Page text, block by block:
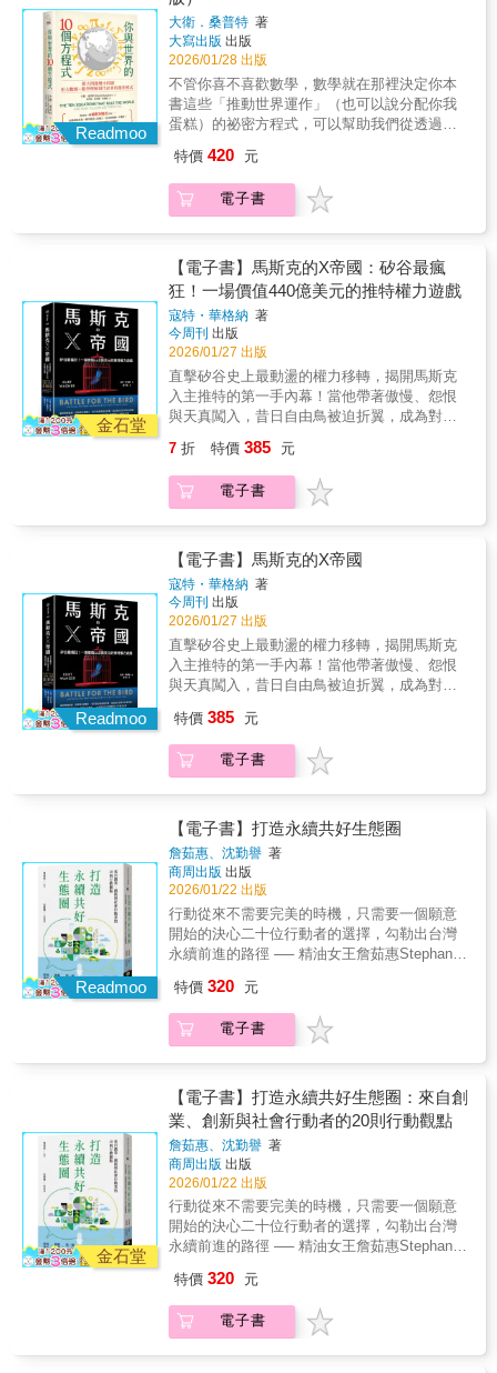
的經濟觀念進行深入剖析，並結合歷史學、政
治學、倫理學、宗教學、心理學等等多學科的
知識，對問題進行了溯源式的考察。本書的綜
合式分析，將提供一個系統化檢視現代資本主
義內在癥結的基礎框架。本書特色： ◆ 分開
五個章節，追本溯源地探討巨嬰資本主義的起
源、歷史和發展。 ◆ 綜合經濟學、歷史學、
政治學、倫理學、宗教學等等多學科的知
研究和分析。
Readmoo
大衛．桑普特 著
大寫出版 出版
2026/01/28 出版
不管你喜不喜歡數學，數學就在那裡決定你本
書這些「推動世界運作」（也可以說分配你我
蛋糕）的祕密方程式，可以幫助我們從透過新
有個「上帝模型」──世界上有沒有一種祕密方
程式，可以讓我們獲得財富、迎來幸福、受人
歡迎、變得更有自信及判斷力呢？本書就從此
式。」──西恩．卡羅爾（Sean M. Carroll），
美國理論物理學家和哲學家有沒有祕密方程式
可以讓你的人生變得更好？讓事物一夕爆紅？
告訴你該不該為現在這份工作、在Netflix追的
影集或是感情生活繼續投入時間與心力？這本
書聚焦10個推動世界運轉的方程式，這些方程
式不僅是投資銀行、投注公司和社群媒體巨擘
不可或缺的要件，更能幫助你提高成功機會、
避免財務虧損、擁有更健康的生活、破除迷思
與謠言。一直以來只有數學家才知曉的方程
雜的運算而卻步，作者更想做的是引導你看待
世界的角度與處理問題的方法。數字與程式或
許令人感覺神祕，背後似乎隱藏某種密碼或暗
法，可能有一個單一的數值或方程式來整合所
有的東西，解答世界所有的問題，但事實上也
沒那麼簡單。將問題與現實脫鉤時，數學運算
只是反覆證明等號的這一頭等於那一頭，無法
期望任何類型的祕密數字來解析關於你的生活
結構。只有讓數據進入我們的生活，以所有事
情的形式來組合數據，用某個模型對世界進行
的事情，並更好地控制我們的生活，成為更成
功、更快樂的人。本書將揭示那些從投資銀行
到博彩公司、社交媒體巨頭求勝避敗的樸素力
量，表明了數學真的／正在改變你我的生活。
以往：我們的喜好、消費、所作所為、居住
地、職業收入及小孩就學資料都有人紀錄追
蹤。更別提體育競技與金融市場的實時動態，
也有即時測量分析。從數據中辨識出各種數學
模型，以及使用模型解釋數據變得極其重要。
信賴方程式幫你判斷是否該離職，也幫職業賭
客找尋最佳進場時機酬賞方程式討論社群媒體
將如何驅使社會走到某種引爆點學習方程式
（learning equation） 讓三個加州工程師把大
影響者方程式、市場方程式、相關性方程式各
自重塑了投注、科技、金融及廣告產業的運作
同樣的，吹捧大數據威力的無稽之談也愈來愈
幫助我們判斷關鍵事物是什麼？數學家大衛．
桑普特（David Sumpter）以幽默語調與通俗易
懂的文筆，告訴讀者，其實這些方程式成功的
祕訣不在於其錯綜複雜的技術細節，而在於它
們能引領數學家從不同的觀點檢視問題──更重
要的是，這些觀點人人皆能領悟。他透過本書
向世人展示數學真的有改變人生的力量，不只
發人深省，更能賦予讀者啟發潛能的機會。晝
才以成熟的語言與我們對談，是相當美好的體
驗。讀過桑普特的書後，你會清楚了解到，世
界其實沒有表面上看起來那麼混亂複雜。」
──《E&T雜誌》（E&T Magazine）「桑普特
特價 420 元
電子書
金石堂
【電子書】馬斯克的X帝國：矽谷最瘋
狂！一場價值440億美元的推特權力遊戲
寇特・華格納 著
今周刊 出版
2026/01/27 出版
直擊矽谷史上最動盪的權力移轉，揭開馬斯克
入主推特的第一手內幕！當他帶著傲慢、怨恨
與天真闖入，昔日自由鳥被迫折翼，成為對抗
場，還是億萬富翁的私人遊樂場？突破封鎖
線，深入訪談超過150位關鍵人士跨越十年興
衰，一本改寫全球社群聲量的X帝國全紀實
最真實殘酷的權力遊戲。推特從矽谷創業傳
奇、川普時代的政治操作，到馬斯克接手後造
成的大規模裁員、廣告主出走與平台政策劇
變，《馬斯克的X帝國》不僅揭示了這間公司如
何成為「科技界最麻煩的社群平台」，也讓人
重新思考社群媒體與公共利益之間的脆弱平
衡。 一場440億美元的數位實驗，徹底重塑
權力規則 2022年10月，全球最有權勢的科
技巨頭馬斯克，抱著一個浴室面盆進入推特總
現實版「鋼鐵人」的天才，究竟是要拯救這個
陷入混亂的全球數位廣場，還是要將其徹底粉
碎？ 推特（Twitter）問世時，用意是以一
是「微網誌」。沒想到，這種簡單粗暴、反映
人性的形式，成為網路上傳播消息最快的方
式，沒有別的社群平台比得上！多年來，即使
推特用戶規模並非全球最大，但它在「即時資
訊流」與「政治影響力」的強大卻難以取
代。 這本書，要呈現的也不只是一樁440億美
元的企業併購案，更是「網路言論自由究竟該
追蹤報導，直擊這家曾象徵「矽谷理想主義」
的公司，如何一步步走向私有化、被拆解，最
終重組為「X」的必然之路：• 權力的真空與交
變，這段志同道合的關係如何變成立場迥異的
平行線？• 高昂的天真代價：詳述馬斯克如何從
最初的興致勃勃，到後來的百般反悔，最後卻
因法律枷鎖，不得不硬著頭皮吞下這筆史上罕
見高價的併購案。• X帝國的誕生現場：直擊推
特大規模裁員與組織重組的黑暗時刻，看馬斯
克如何用「硬核」文化重塑公司，將原本的言
論自由標竿，改造為服務他個人意志的「萬能
App」。• 不為人知的溝通紀錄：透過第一手訪
談與內部訊息，重構改變公司命運的深夜。從
信件，還原混亂、焦慮與失控交織的真實現
場。 在這場價值440億美元的併購案背後，
是一連串瘋狂、混亂、近乎戲劇化的角力。從
7 折 特價 385 元
電子書
Readmoo
【電子書】馬斯克的X帝國
寇特・華格納 著
今周刊 出版
2026/01/27 出版
直擊矽谷史上最動盪的權力移轉，揭開馬斯克
入主推特的第一手內幕！當他帶著傲慢、怨恨
與天真闖入，昔日自由鳥被迫折翼，成為對抗
場，還是馬斯克的遊樂場？突破封鎖線，深入
訪談超過150位關鍵人士跨越十年興衰，一本改
寫全球社群聲量的X帝國全紀實 一個億萬富
的權力遊戲。推特從矽谷創業傳奇、川普時代
的政治操作、到馬斯克接手後造成的大規模裁
員、廣告主出走與平台政策劇變，《馬斯克的X
帝國》不僅揭示了這間公司如何成為「科技界
最麻煩的社群平台」，也讓人重新思考社群媒
體與公共利益之間的脆弱平衡。 一場 440
億美元的數位實驗，徹底重塑權力規則 二○
二二年十月，全球最有權勢的科技巨頭馬斯
克，抱著一個浴室面盆進入推特總部。那一
「鋼鐵人」的天才，究竟是要拯救這個陷入混
亂的全球數位廣場，還是要將其徹底粉
碎？ 資深科技記者寇特．華格納透過長達
十年的追蹤報導，在本書中還原了這場震驚世
界的權力轉移真相。他帶領讀者走進推特核
心，直擊這家曾象徵「矽谷理想主義」的公
司，如何在內部動盪、成長停滯與社會壓力的
夾擊下，一步步走向被私有化、被拆解，最終
重組為「X」的必然之路：• 權力的真空與交
替：揭密創辦人傑克．多西與馬斯克之間錯綜
複雜的情誼。當經營現實與權力結構逐步改
變，這段志同道合的關係如何變成立場迥異的
最初的興致勃勃，到後來的百般反悔，最後卻
因法律枷鎖，不得不硬著頭皮吞下這筆史上罕
見高價的併購案。• X帝國的誕生現場：直擊推
特價 385 元
電子書
Readmoo
【電子書】打造永續共好生態圈
詹茹惠、沈勤譽 著
商周出版 出版
2026/01/22 出版
行動從來不需要完美的時機，只需要一個願意
開始的決心二十位行動者的選擇，勾勒出台灣
永續前進的路徑 ── 精油女王詹茹惠Stephanie
的真正現場這本書收錄芙彤園Blueseeds創辦人
詹茹惠與20位跨界行動者的深度對談，從地方
創生、循環經濟、公益文創到影響力投資，呈
作者，他們分享看見問題的角度，也分享親自
下場時的挫折、突破與方法。讀者會在這些真
實故事裡，能看見永續是由人、土地與選擇交
織出的日常實踐。▍用對話打開創新的20種可
能每一篇訪談都是一把鑰匙，解鎖永續與創新
如何交會。有人用設計思維打造自然與科技共
存的生活方式，有人透過群眾集資讓好點子走
向世界，也有人在偏鄉土地找到新一代產業的
起點。這些來賓的觀點讓人明白，永續需要跨
界、需要對話，也需要願意踏出第一步的勇
見影響力生態圈正在台灣悄悄成形。▍共好推
薦王志輝｜台東縣副縣長佘日新｜逢甲大學企
業管理系講座教授邱奕嘉｜政治大學商學院教
特價 320 元
電子書
金石堂
【電子書】打造永續共好生態圈：來自創
業、創新與社會行動者的20則行動觀點
詹茹惠、沈勤譽 著
商周出版 出版
2026/01/22 出版
行動從來不需要完美的時機，只需要一個願意
開始的決心二十位行動者的選擇，勾勒出台灣
永續前進的路徑 ── 精油女王詹茹惠Stephanie
的真正現場這本書收錄芙彤園Blueseeds創辦人
詹茹惠與20位跨界行動者的深度對談，從地方
創生、循環經濟、公益文創到影響力投資，呈
特價 320 元
電子書